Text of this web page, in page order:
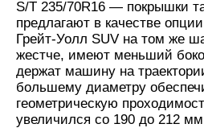
S/T 235/70R16 — покрышки
предлагают в качестве
Грейт-Уолл SUV на том же
жестче, имеют меньший
держат машину на
большему диаметру
геометрическую
увеличился со 190 до 212